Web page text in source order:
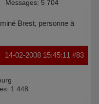
Messages: 5 704
Brest, personne à
#83
14-02-2008 15:45:11
1 448